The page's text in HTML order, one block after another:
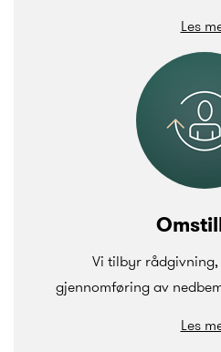
Les
Vi tilbyr
gjennomføring av
Les